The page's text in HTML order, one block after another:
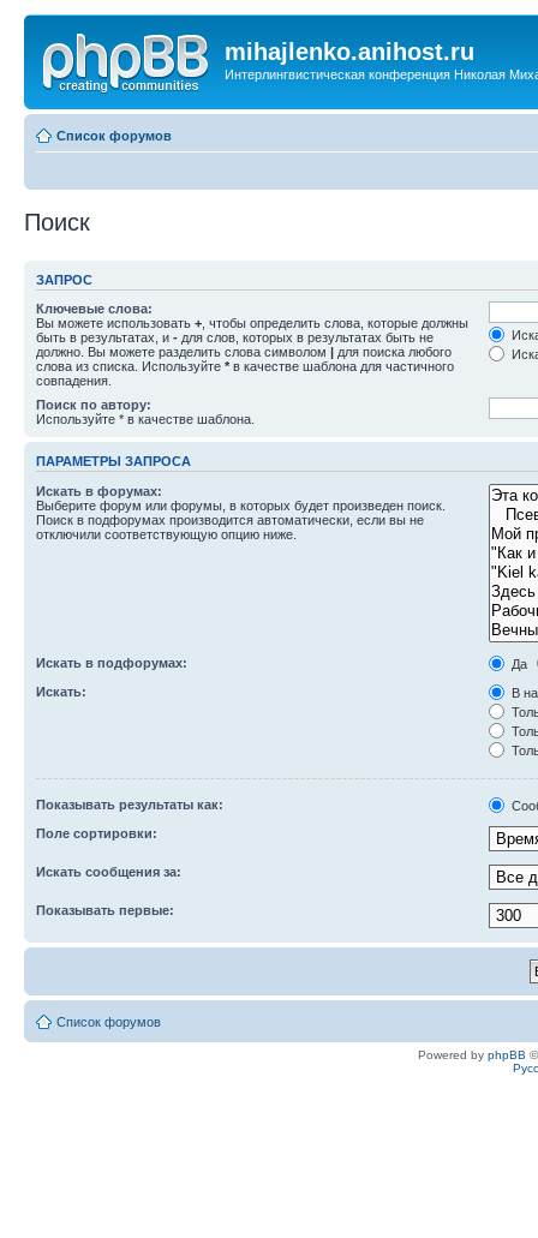
mihajlenko.anihost.ru
Интерлингвистическая конференция Николая
Список форумов
Поиск
ЗАПРОС
Ключевые слова:
Вы можете использовать + , чтобы определить слова, которые должны
быть в результатах, и - для слов, которых в результатах быть не
должно. Вы можете разделить слова символом | для поиска любого
слова из списка. Используйте * в качестве шаблона для частичного
совпадения.
Поиск по автору:
Используйте * в качестве шаблона.
ПАРАМЕТРЫ ЗАПРОСА
Искать в форумах:
Выберите форум или форумы, в которых будет произведен поиск.
Поиск в подфорумах производится автоматически, если вы не
отключили соответствующую опцию ниже.
Искать в подфорумах:
Да
Искать:
В
Показывать результаты как:
Поле сортировки:
Искать сообщения за:
Показывать первые:
Список форумов
Powered by phpBB